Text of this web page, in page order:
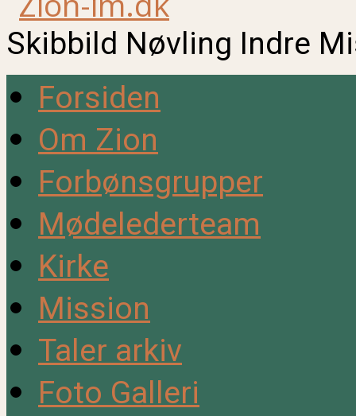
Skibbild Nøvling Indre
Forsiden
Om Zion
Forbønsgrupper
Mødelederteam
Kirke
Mission
Taler arkiv
Foto Galleri